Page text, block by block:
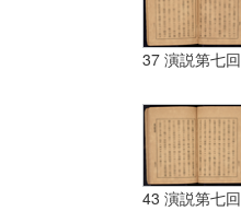
37 演説第七回
43 演説第七回